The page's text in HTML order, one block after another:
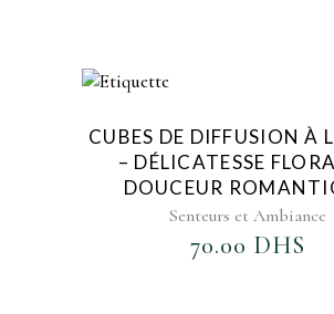
CUBES DE DIFFUSION À
– DÉLICATESSE
DOUCEUR
Senteurs et Ambiance
70.00 DHS